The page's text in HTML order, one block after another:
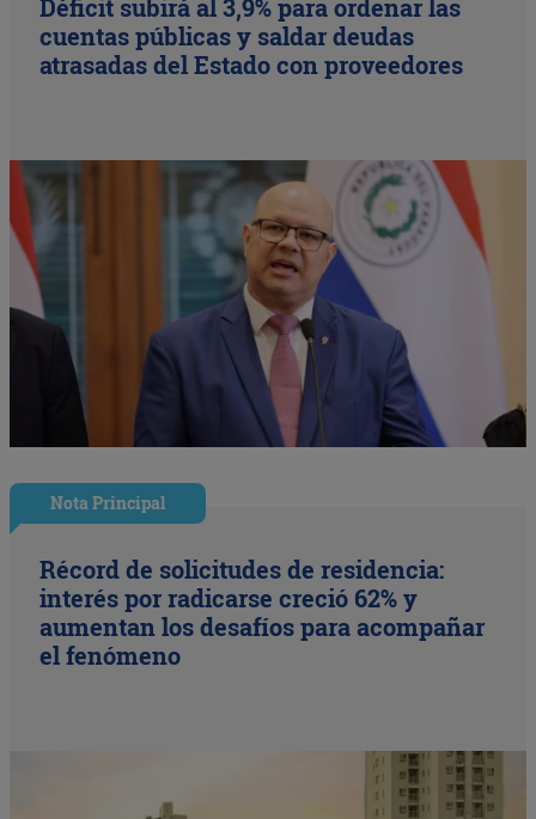
Déficit subirá al 3,9% para ordenar las
cuentas públicas y saldar deudas
atrasadas del Estado con proveedores
Nota Principal
Récord de solicitudes de residencia:
interés por radicarse creció 62% y
aumentan los desafíos para acompañar
el fenómeno